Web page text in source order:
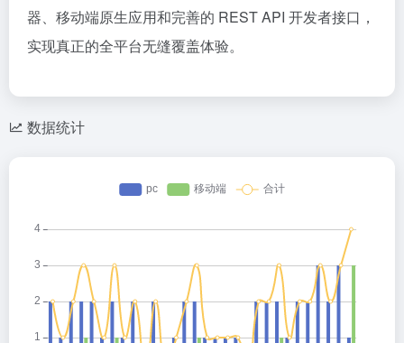
器、移动端原生应用和完善的 REST API 开发者接口，
实现真正的全平台无缝覆盖体验。
数据统计